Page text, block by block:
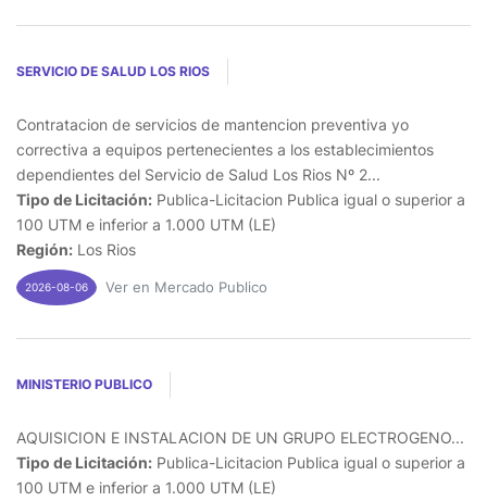
SERVICIO DE SALUD LOS RIOS
Contratacion de servicios de mantencion preventiva yo
correctiva a equipos pertenecientes a los establecimientos
dependientes del Servicio de Salud Los Rios Nº 2...
Tipo de Licitación: Publica-Licitacion Publica igual o superior a
100 UTM e inferior a 1.000 UTM (LE)
Región: Los Rios
2026-08-06 Ver en Mercado Publico
MINISTERIO PUBLICO
AQUISICION E INSTALACION DE UN GRUPO ELECTROGENO...
Tipo de Licitación: Publica-Licitacion Publica igual o superior a
100 UTM e inferior a 1.000 UTM (LE)